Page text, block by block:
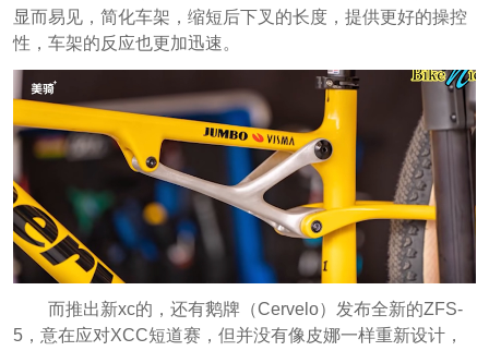
显而易见，简化车架，缩短后下叉的长度，提供更好的操控
性，车架的反应也更加迅速。
而推出新xc的，还有鹅牌（Cervelo）发布全新的ZFS-
5，意在应对XCC短道赛，但并没有像皮娜一样重新设计，